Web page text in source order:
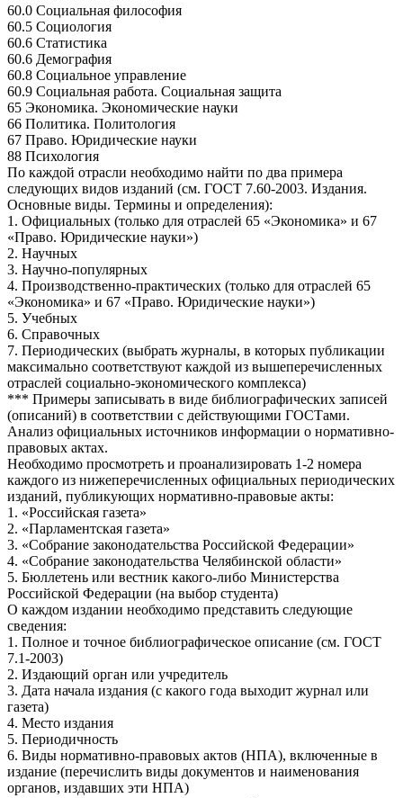
60.0 Социальная философия
60.5 Социология
60.6 Статистика
60.6 Демография
60.8 Социальное управление
60.9 Социальная работа. Социальная защита
65 Экономика. Экономические науки
66 Политика. Политология
67 Право. Юридические науки
88 Психология
По каждой отрасли необходимо найти по два примера
следующих видов изданий (см. ГОСТ 7.60-2003. Издания.
Основные виды. Термины и определения):
1. Официальных (только для отраслей 65 «Экономика» и 67
«Право. Юридические науки»)
2. Научных
3. Научно-популярных
4. Производственно-практических (только для отраслей 65
«Экономика» и 67 «Право. Юридические науки»)
5. Учебных
6. Справочных
7. Периодических (выбрать журналы, в которых публикации
максимально соответствуют каждой из вышеперечисленных
отраслей социально-экономического комплекса)
*** Примеры записывать в виде библиографических записей
(описаний) в соответствии с действующими ГОСТами.
Анализ официальных источников информации о нормативно-
правовых актах.
Необходимо просмотреть и проанализировать 1-2 номера
каждого из нижеперечисленных официальных периодических
изданий, публикующих нормативно-правовые акты:
1. «Российская газета»
2. «Парламентская газета»
3. «Собрание законодательства Российской Федерации»
4. «Собрание законодательства Челябинской области»
5. Бюллетень или вестник какого-либо Министерства
Российской Федерации (на выбор студента)
О каждом издании необходимо представить следующие
сведения:
1. Полное и точное библиографическое описание (см. ГОСТ
7.1-2003)
2. Издающий орган или учредитель
3. Дата начала издания (с какого года выходит журнал или
газета)
4. Место издания
5. Периодичность
6. Виды нормативно-правовых актов (НПА), включенные в
издание (перечислить виды документов и наименования
органов, издавших эти НПА)